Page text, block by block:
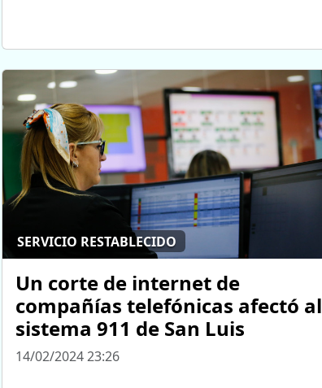
SERVICIO RESTABLECIDO
Un corte de internet de
compañías telefónicas afectó al
sistema 911 de San Luis
14/02/2024 23:26